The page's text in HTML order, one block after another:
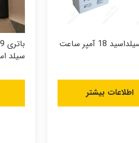
باتری سیلداسید 18 آمپر ساعت
اطلاعات بیشتر
سیلد